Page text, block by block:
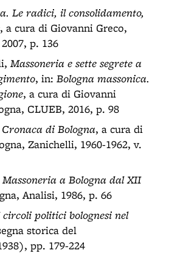
Le radici, il consolidamento,
, a cura di Giovanni Greco,
p. 136
Massoneria e sette segrete a
, in: Bologna massonica.
, a cura di Giovanni
CLUEB, 2016, p. 98
Cronaca di Bologna, a cura di
Zanichelli, 1960-1962, v.
a Bologna dal XII
Analisi, 1986, p. 66
politici bolognesi nel
storica del
pp. 179-224